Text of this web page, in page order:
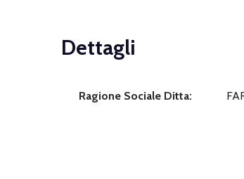
Dettagli
Ragione Sociale Ditta: